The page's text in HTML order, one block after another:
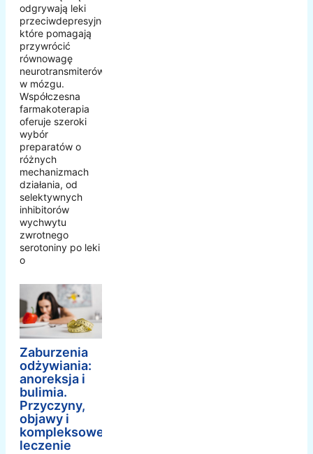
odgrywają leki
przeciwdepresyjne,
które pomagają
przywrócić
równowagę
neurotransmiterów
w mózgu.
Współczesna
farmakoterapia
oferuje szeroki
wybór
preparatów o
różnych
mechanizmach
działania, od
selektywnych
inhibitorów
wychwytu
zwrotnego
serotoniny po leki
o
Zaburzenia
odżywiania:
anoreksja i
bulimia.
Przyczyny,
objawy i
kompleksowe
leczenie